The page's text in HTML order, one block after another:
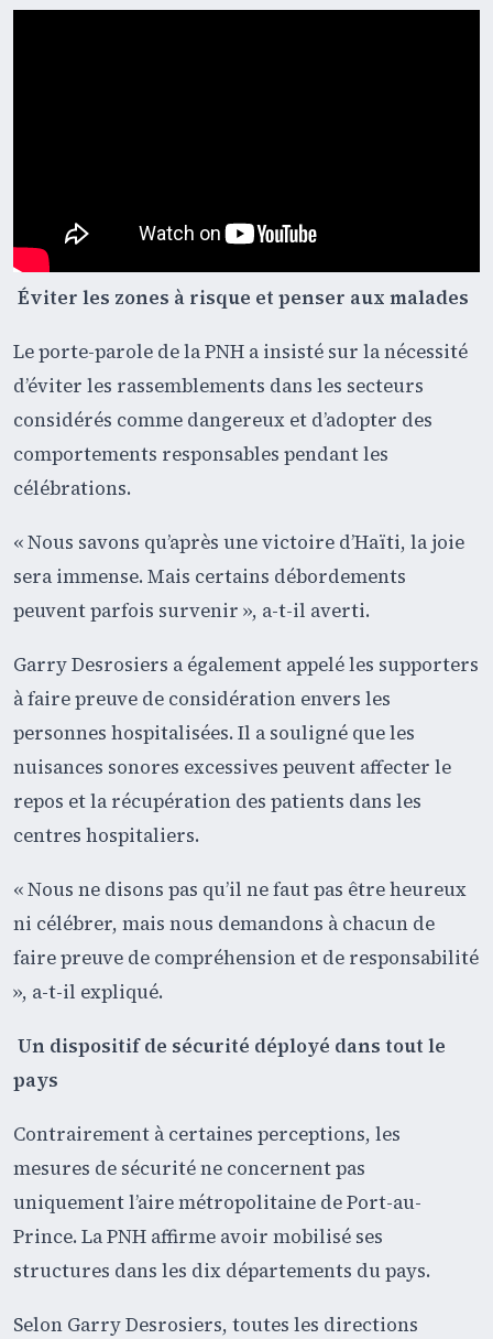
Éviter les zones à risque et penser aux malades
Le porte-parole de la PNH a insisté sur la nécessité
d’éviter les rassemblements dans les secteurs
considérés comme dangereux et d’adopter des
comportements responsables pendant les
célébrations.
« Nous savons qu’après une victoire d’Haïti, la joie
sera immense. Mais certains débordements
peuvent parfois survenir », a-t-il averti.
Garry Desrosiers a également appelé les supporters
à faire preuve de considération envers les
personnes hospitalisées. Il a souligné que les
nuisances sonores excessives peuvent affecter le
repos et la récupération des patients dans les
centres hospitaliers.
« Nous ne disons pas qu’il ne faut pas être heureux
ni célébrer, mais nous demandons à chacun de
faire preuve de compréhension et de responsabilité
», a-t-il expliqué.
Un dispositif de sécurité déployé dans tout le
pays
Contrairement à certaines perceptions, les
mesures de sécurité ne concernent pas
uniquement l’aire métropolitaine de Port-au-
Prince. La PNH affirme avoir mobilisé ses
structures dans les dix départements du pays.
Selon Garry Desrosiers, toutes les directions